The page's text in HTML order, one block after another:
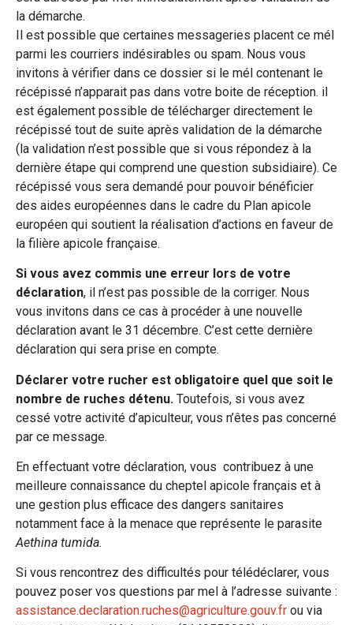
la démarche.
Il est possible que certaines messageries placent ce mél
parmi les courriers indésirables ou spam. Nous vous
invitons à vérifier dans ce dossier si le mél contenant le
récépissé n’apparait pas dans votre boite de réception. il
est également possible de télécharger directement le
récépissé tout de suite après validation de la démarche
(la validation n’est possible que si vous répondez à la
dernière étape qui comprend une question subsidiaire). Ce
récépissé vous sera demandé pour pouvoir bénéficier
des aides européennes dans le cadre du Plan apicole
européen qui soutient la réalisation d’actions en faveur de
la filière apicole française.
Si vous avez commis une erreur lors de votre
déclaration, il n’est pas possible de la corriger. Nous
vous invitons dans ce cas à procéder à une nouvelle
déclaration avant le 31 décembre. C’est cette dernière
déclaration qui sera prise en compte.
Déclarer votre rucher est obligatoire quel que soit le
nombre de ruches détenu. Toutefois, si vous avez
cessé votre activité d’apiculteur, vous n’êtes pas concerné
par ce message.
En effectuant votre déclaration, vous contribuez à une
meilleure connaissance du cheptel apicole français et à
une gestion plus efficace des dangers sanitaires
notamment face à la menace que représente le parasite
Aethina tumida.
Si vous rencontrez des difficultés pour télédéclarer, vous
pouvez poser vos questions par mel à l’adresse suivante :
assistance.declaration.ruches@agriculture.gouv.fr ou via